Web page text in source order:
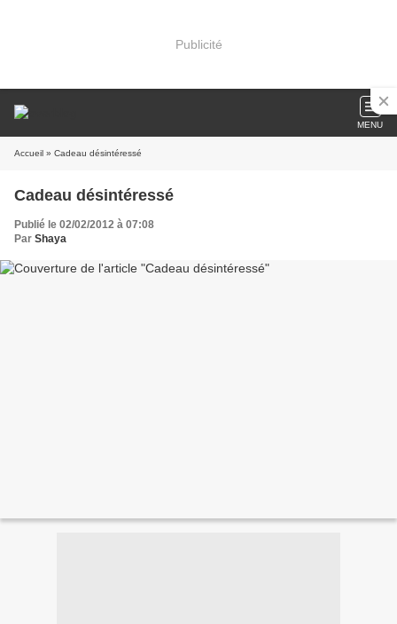
Publicité
MENU
Accueil » Cadeau désintéressé
Cadeau désintéressé
Publié le 02/02/2012 à 07:08
Par Shaya